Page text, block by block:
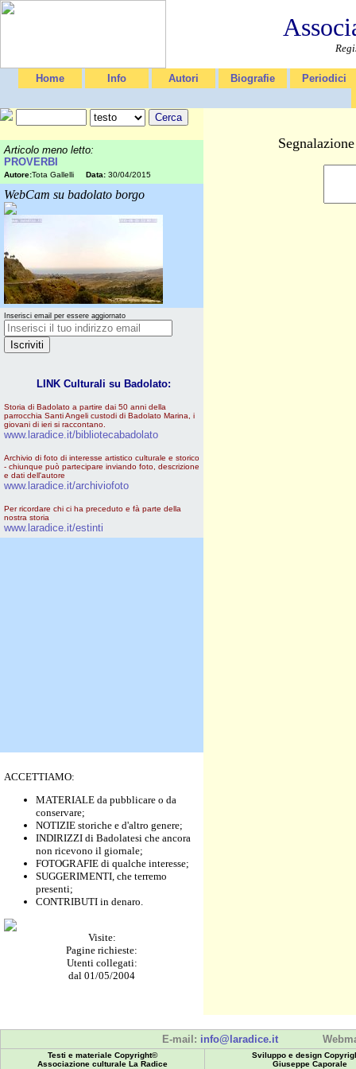
Home Info Autori Biografie Periodici
Articolo meno letto:
PROVERBI
Autore:Tota Gallelli Data: 30/04/2015
WebCam su badolato borgo
Inserisci email per essere aggiornato
LINK Culturali su Badolato:
Storia di Badolato a partire dai 50 anni della
parrocchia Santi Angeli custodi di Badolato Marina, i
giovani di ieri si raccontano.
www.laradice.it/bibliotecabadolato
Archivio di foto di interesse artistico culturale e storico
- chiunque può partecipare inviando foto, descrizione
e dati dell'autore
www.laradice.it/archiviofoto
Per ricordare chi ci ha preceduto e fà parte della
nostra storia
www.laradice.it/estinti
ACCETTIAMO:
MATERIALE da pubblicare o da
conservare;
NOTIZIE storiche e d'altro genere;
INDIRIZZI di Badolatesi che ancora
non ricevono il giornale;
FOTOGRAFIE di qualche interesse;
SUGGERIMENTI, che terremo
presenti;
CONTRIBUTI in denaro.
Visite:
Pagine richieste:
Utenti collegati:
dal 01/05/2004
E-mail: info@laradice.it
Testi e materiale Copyright©
Associazione culturale La Radice
Sviluppo e design
Giuseppe Caporale